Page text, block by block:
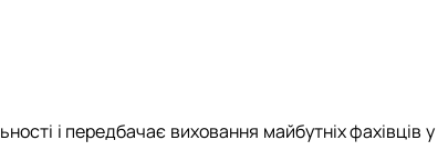
і передбачає виховання майбутніх фахівців